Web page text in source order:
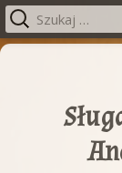
Przeskocz
Menu
główne